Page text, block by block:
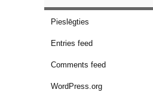
Pieslēgties
Entries feed
Comments feed
WordPress.org